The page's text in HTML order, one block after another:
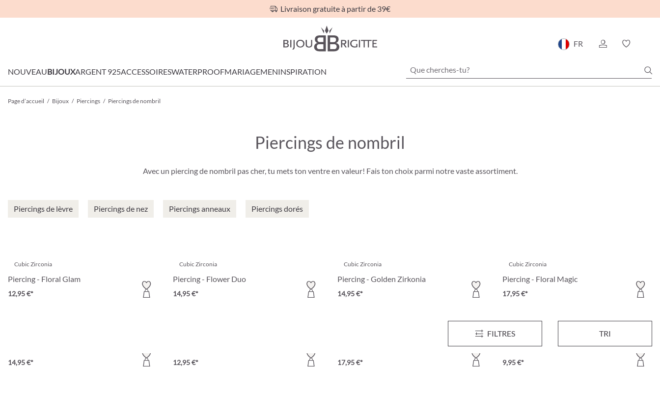
Livraison gratuite à partir de 39€
FR
NOUVEAUBIJOUXARGENT 925ACCESSOIRESWATERPROOFMARIAGEMENINSPIRATION
Page d’accueil / Bijoux / Piercings / Piercings de nombril
Piercings de nombril
Avec un piercing de nombril pas cher, tu mets ton ventre en valeur! Fais ton choix parmi notre vaste assortiment.
Piercings de lèvre Piercings de nez Piercings anneaux Piercings dorés
FILTRES TRI
Cubic Zirconia
Piercing - Floral Glam
12,95 €*
Cubic Zirconia
Piercing - Flower Duo
14,95 €*
Cubic Zirconia
Piercing - Golden Zirkonia
14,95 €*
Cubic Zirconia
Piercing - Floral Magic
17,95 €*
14,95 €* 12,95 €* 17,95 €*
Cubic Zirconia
Piercing - Charming Silver
9,95 €*